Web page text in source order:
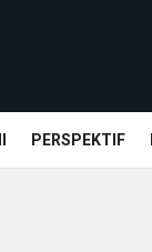
PERSPEKTIF